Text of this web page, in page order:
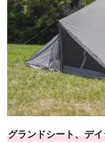
グランドシート、デ